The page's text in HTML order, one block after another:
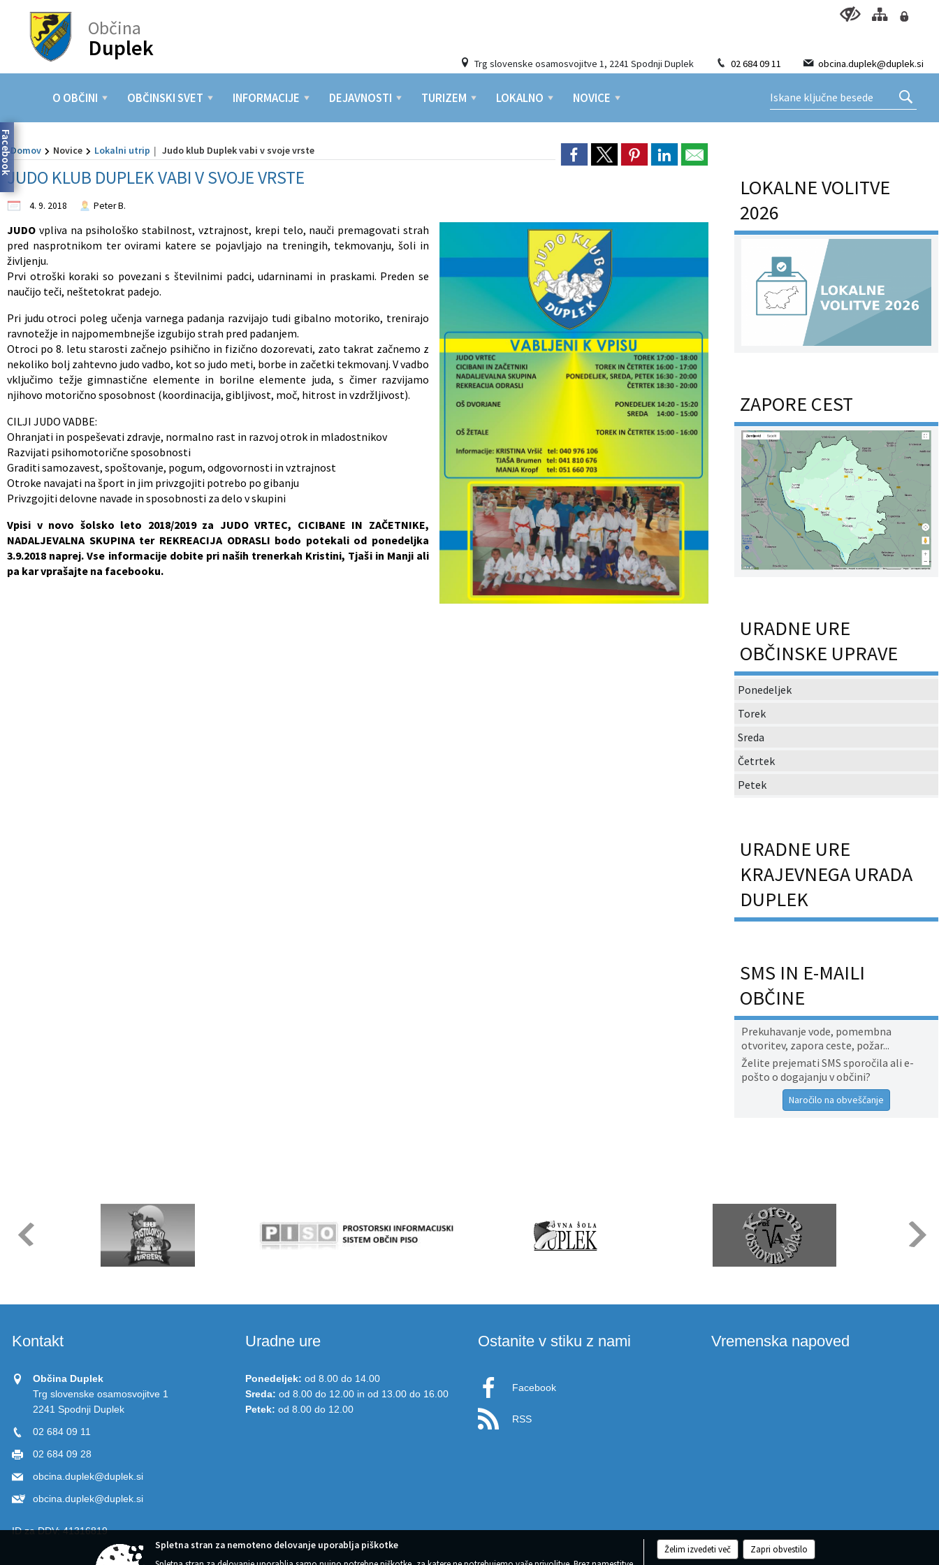
Občina
Duplek
Trg slovenske osamosvojitve 1, 2241 Spodnji Duplek 02 684 09 11 obcina.duplek@duplek.si
O OBČINI OBČINSKI SVET INFORMACIJE DEJAVNOSTI TURIZEM LOKALNO NOVICE
FacebookDomov Novice Lokalni utrip Judo klub Duplek vabi v svoje vrste
JUDO KLUB DUPLEK VABI V SVOJE VRSTE
4. 9. 2018 Peter B.
JUDO vpliva na psihološko stabilnost, vztrajnost, krepi telo, nauči premagovati strah
pred nasprotnikom ter ovirami katere se pojavljajo na treningih, tekmovanju, šoli in
življenju.
Prvi otroški koraki so povezani s številnimi padci, udarninami in praskami. Preden se
naučijo teči, neštetokrat padejo.
Pri judu otroci poleg učenja varnega padanja razvijajo tudi gibalno motoriko, trenirajo
ravnotežje in najpomembnejše izgubijo strah pred padanjem.
Otroci po 8. letu starosti začnejo psihično in fizično dozorevati, zato takrat začnemo z
nekoliko bolj zahtevno judo vadbo, kot so judo meti, borbe in začetki tekmovanj. V vadbo
vključimo težje gimnastične elemente in borilne elemente juda, s čimer razvijamo
njihovo motorično sposobnost (koordinacija, gibljivost, moč, hitrost in vzdržljivost).
CILJI JUDO VADBE:
Ohranjati in pospeševati zdravje, normalno rast in razvoj otrok in mladostnikov
Razvijati psihomotorične sposobnosti
Graditi samozavest, spoštovanje, pogum, odgovornosti in vztrajnost
Otroke navajati na šport in jim privzgojiti potrebo po gibanju
Privzgojiti delovne navade in sposobnosti za delo v skupini
Vpisi v novo šolsko leto 2018/2019 za JUDO VRTEC, CICIBANE IN ZAČETNIKE,
NADALJEVALNA SKUPINA ter REKREACIJA ODRASLI bodo potekali od ponedeljka
3.9.2018 naprej. Vse informacije dobite pri naših trenerkah Kristini, Tjaši in Manji ali
pa kar vprašajte na facebooku.
LOKALNE VOLITVE
2026
ZAPORE CEST
URADNE URE
OBČINSKE UPRAVE
Ponedeljek
Torek
Sreda
Četrtek
Petek
URADNE URE
KRAJEVNEGA URADA
DUPLEK
SMS IN E-MAILI
OBČINE
Prekuhavanje vode, pomembna
otvoritev, zapora ceste, požar...
Želite prejemati SMS sporočila ali e-
pošto o dogajanju v občini?
Naročilo na obveščanje
Kontakt
Občina Duplek
Trg slovenske osamosvojitve 1
2241 Spodnji Duplek
02 684 09 11
02 684 09 28
obcina.duplek@duplek.si
obcina.duplek@duplek.si
ID za DDV: 41316819
Uradne ure
Ponedeljek: od 8.00 do 14.00
Sreda: od 8.00 do 12.00 in od 13.00 do 16.00
Petek: od 8.00 do 12.00
Ostanite v stiku z nami
Facebook
RSS
Vremenska napoved
Spletna stran za nemoteno delovanje uporablja piškotke
Želim izvedeti več Zapri obvestilo
O OBČINI
Župan
Podžupani
Občinska uprava
Nadzorni odbor
Civilna zaščita
Svet za preventivo in vzgojo v cestnem prometu
Občinski nagrajenci
Vaške skupnosti
Uradne ure
Vizitka
OBČINSKI SVET
Pristojnosti
Seje občinskega sveta
Poslovnik
Odbori in komisije
INFORMACIJE
Javni razpisi in javne objave
Predpisi
Informacije javnega značaja
Seznanitev z obdelavo osebnih podatkov
Integriteta in preprečevanje korupcije
Investicije in projekti
Proračun občine
Lokalne volitve
Prostorski akti občine
Kohezijski projekti
DEJAVNOSTI
Šolstvo
Predšolska vzgoja
Šport
Zdravstvo in socialno varstvo
Gospodarstvo in kmetijstvo
TURIZEM
Gostinstvo
Lokalna ponudba
Vurko fest
LOKALNO
Javni zavodi
Društva
Gospodarski subjekti
Lokacije defibrilatorjev (AED)
NOVICE
Dogodki in prireditve
Lokalni utrip
Zapore cest
Občinsko glasilo
Za pričetek iskanja kliknite na puščico >